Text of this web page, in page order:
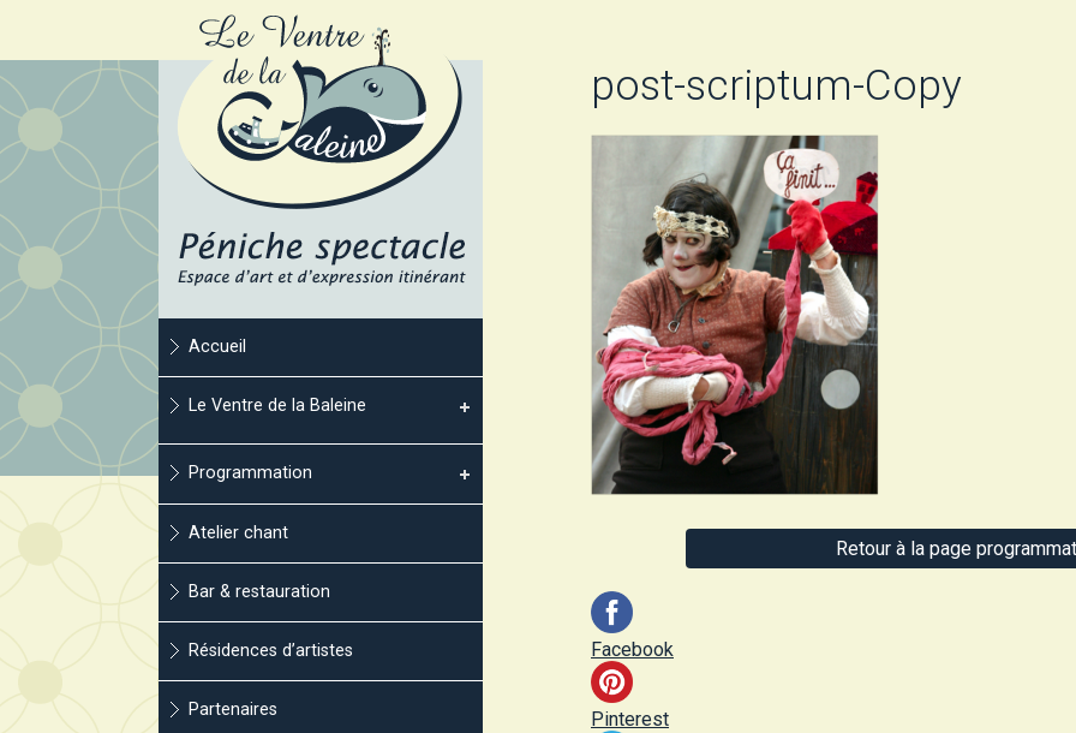
Accueil
Le Ventre de la Baleine
Programmation
Atelier chant
Bar & restauration
Résidences d’artistes
Partenaires
post-scriptum-Copy
Retour à la page
Facebook
Pinterest